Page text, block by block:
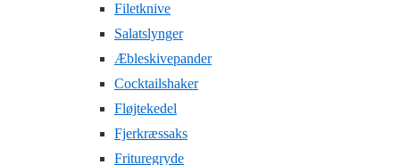
Filetknive
Salatslynger
Æbleskivepander
Cocktailshaker
Fløjtekedel
Fjerkræssaks
Frituregryde